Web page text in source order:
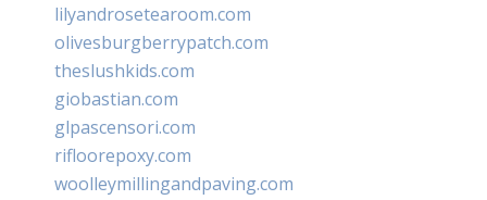
lilyandrosetearoom.com
olivesburgberrypatch.com
theslushkids.com
giobastian.com
glpascensori.com
rifloorepoxy.com
woolleymillingandpaving.com